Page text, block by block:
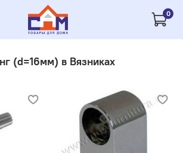
0
(d=16мм) в Вязниках